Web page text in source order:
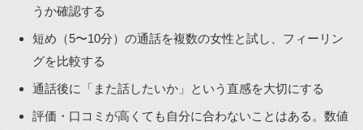
うか確認する
短め（5〜10分）の通話を複数の女性と試し、フィーリン
グを比較する
通話後に「また話したいか」という直感を大切にする
評価・口コミが高くても自分に合わないことはある。数値